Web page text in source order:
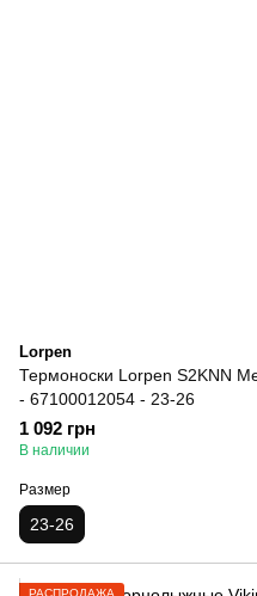
Lorpen
Термоноски Lorpen S2KNN
- 67100012054 - 23-26
1 092 грн
В наличии
Размер
23-26
РАСПРОДАЖА